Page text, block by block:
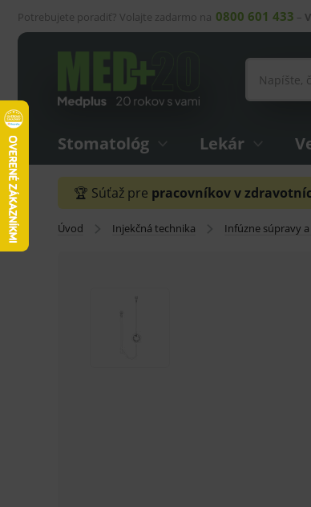
Potrebujete poradiť? Volajte zadarmo na 0800 601 433 –
Stomatológ Lekár
🏆 Súťaž pre pracovníkov v
Úvod Injekčná technika Infúzne súpravy